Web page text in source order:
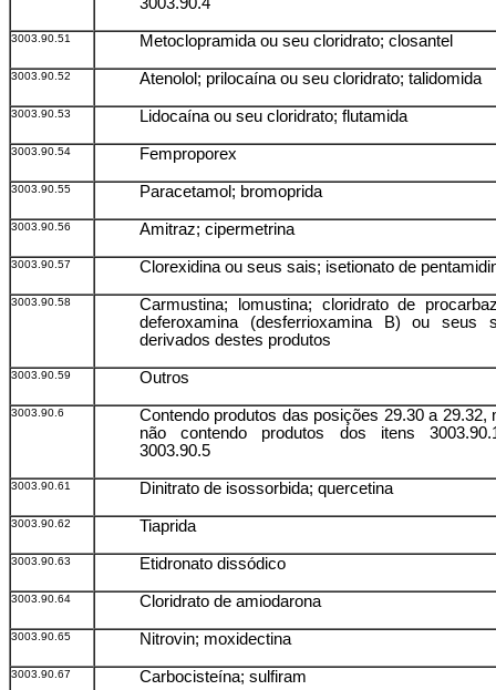
3003.90.51 Metoclopramida ou seu cloridrato; closantel
3003.90.52 Atenolol; prilocaína ou seu cloridrato; talidomida
3003.90.53 Lidocaína ou seu cloridrato; flutamida
3003.90.54 Femproporex
3003.90.55 Paracetamol; bromoprida
3003.90.56 Amitraz; cipermetrina
3003.90.57 Clorexidina ou seus sais; isetionato de
3003.90.58
Carmustina; lomustina; cloridrato de
deferoxamina (desferrioxamina B) ou seus
derivados destes produtos
3003.90.59 Outros
3003.90.6
Contendo produtos das posições 29.30 a 29.32,
não contendo produtos dos itens
3003.90.5
3003.90.61 Dinitrato de isossorbida; quercetina
3003.90.62 Tiaprida
3003.90.63 Etidronato dissódico
3003.90.64 Cloridrato de amiodarona
3003.90.65 Nitrovin; moxidectina
3003.90.67 Carbocisteína; sulfiram